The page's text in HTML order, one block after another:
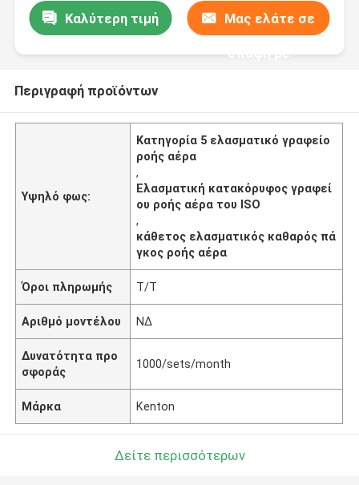
Καλύτερη τιμή Μας ελάτε σε
επαφή με
Περιγραφή προϊόντων
Υψηλό φως:
Κατηγορία 5 ελασματικό γραφείο
ροής αέρα
,
Ελασματική κατακόρυφος γραφεί
ου ροής αέρα του ISO
,
κάθετος ελασματικός καθαρός πά
γκος ροής αέρα
Όροι πληρωμής T/T
Αριθμό μοντέλου ΝΔ
Δυνατότητα προ
σφοράς
1000/sets/month
Μάρκα Kenton
Δείτε περισσότερων